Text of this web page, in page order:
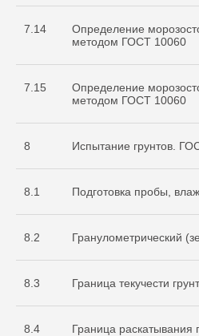
7.14
Определение
методом ГОСТ 10060
7.15
Определение
методом ГОСТ 10060
8 Испытание грунтов.
8.1 Подготовка пробы,
8.2 Гранулометрический
8.3 Граница текучести
8.4 Граница раскатывания